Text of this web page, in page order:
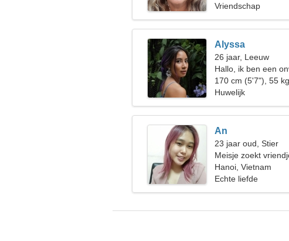
Vriendschap
Alyssa
26 jaar, Leeuw
Hallo, ik ben een
170 cm (5'7"), 55
Huwelijk
An
23 jaar oud, Stier
Meisje zoekt
Hanoi, Vietnam
Echte liefde